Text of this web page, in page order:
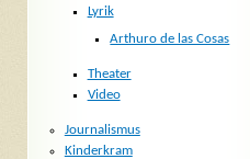
Lyrik
Arthuro de las Cosas
Theater
Video
Journalismus
Kinderkram